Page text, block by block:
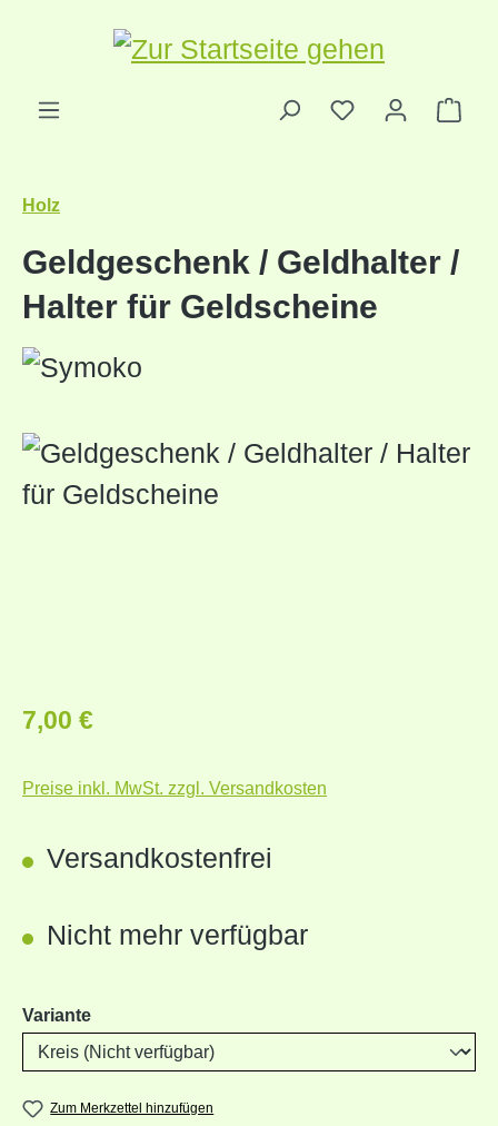
Zum Hauptinhalt springen
Holz
Geldgeschenk / Geldhalter /
Halter für Geldscheine
Bildergalerie überspringen
Regulärer Preis:
7,00 €
Preise inkl. MwSt. zzgl. Versandkosten
Versandkostenfrei
Nicht mehr verfügbar
Varianteauswählen
Zum Merkzettel hinzufügen